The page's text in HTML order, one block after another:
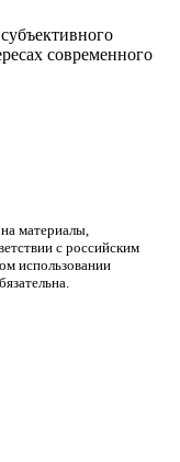
современного
материалы,
с российским
использовании